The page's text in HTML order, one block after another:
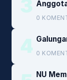
3
0
4 0
NU